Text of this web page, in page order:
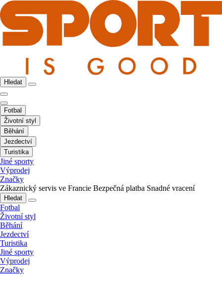
Hledat
Fotbal
Životní styl
Běhání
Jezdectví
Turistika
Jiné sporty
Výprodej
Značky
Zákaznický servis ve Francie Bezpečná platba Snadné vracení
Hledat
Fotbal
Životní styl
Běhání
Jezdectví
Turistika
Jiné sporty
Výprodej
Značky